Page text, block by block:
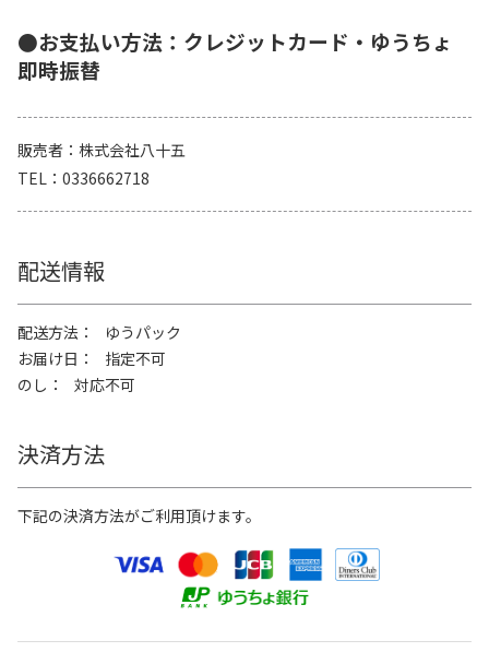
●お支払い方法：クレジットカード・ゆうちょ
即時振替
販売者
株式会社八十五
TEL
0336662718
配送情報
配送方法
ゆうパック
お届け日
指定不可
のし
対応不可
決済方法
下記の決済方法がご利用頂けます。